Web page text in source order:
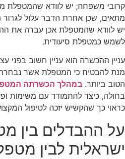
קרובי משפחה; יש לוודא שהמטפלת
מתאים, שכן אחרת הדבר עלול
יש לוודא שהמטפלת אכן עברה את
לשמש כמטפלת סיעודית.
עניין ההכשרה הוא עניין חשוב בפני
מנת להבטיח כי המטפלת אשר
הטוב ביותר. במהלך הכשרתה
בחולה, כיצד להתמודד עם משימות
כראוי כך שהקשיש יזכה לטיפול
על ההבדלים בין
ישראלית לבין